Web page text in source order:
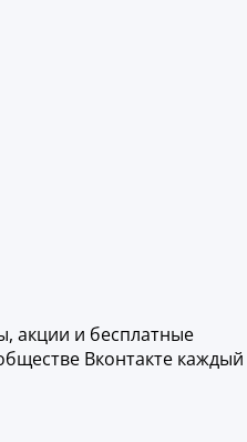
акции и бесплатные
Вконтакте каждый